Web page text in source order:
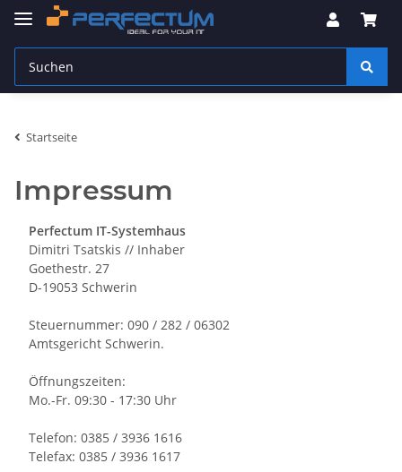
Startseite
Impressum
Perfectum IT-Systemhaus
Dimitri Tsatskis // Inhaber
Goethestr. 27
D-19053 Schwerin
Steuernummer: 090 / 282 / 06302
Amtsgericht Schwerin.
Öffnungszeiten:
Mo.-Fr. 09:30 - 17:30 Uhr
Telefon: 0385 / 3936 1616
Telefax: 0385 / 3936 1617